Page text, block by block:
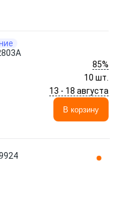
85%
10 шт.
13 - 18 августа
В корзину